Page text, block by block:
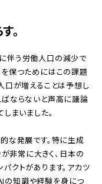
。
伴う労働人口の減少で
保つためにはこの課題
口が増えることは予想し
ならないと声高に議論
まいました。
な発展です。特に生成
非常に大きく、日本の
クトがあります。アカツ
の知識や経験を身につ